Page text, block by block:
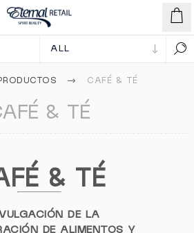
CAFÉ & TÉ
& TÉ
& TÉ
DE LA
DE ALIMENTOS Y